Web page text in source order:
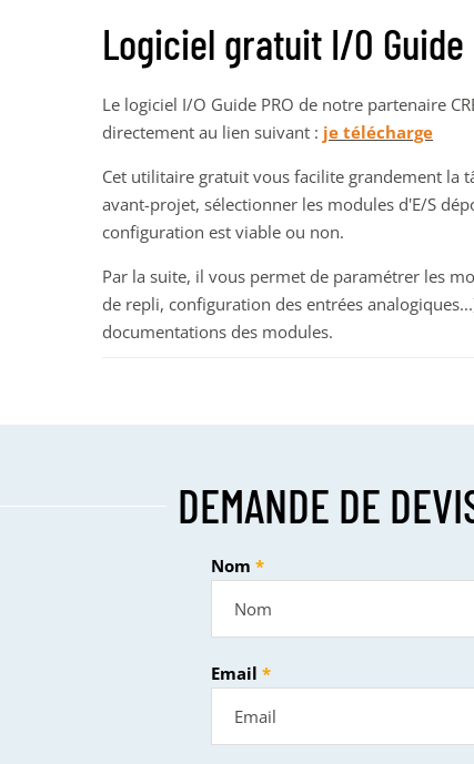
Logiciel gratuit I/O Guide
Le logiciel I/O Guide PRO de notre partenaire
directement au lien suivant : je télécharge
Cet utilitaire gratuit vous facilite grandement la
avant-projet, sélectionner les modules d'E/S
configuration est viable ou non.
Par la suite, il vous permet de paramétrer les
de repli, configuration des entrées
documentations des modules.
DEMANDE DE
Nom
Email